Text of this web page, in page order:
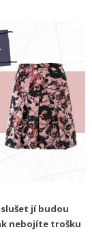
jí budou
nebojíte trošku